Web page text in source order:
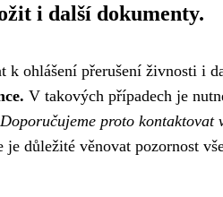
i další dokumenty.
k ohlášení přerušení živnosti i
V takových případech je
Doporučujeme proto kontaktovat
důležité věnovat pozornost